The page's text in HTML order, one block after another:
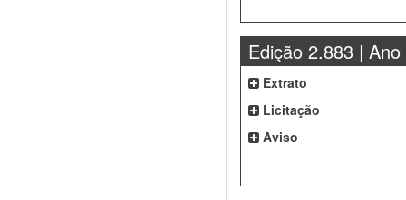
Edição 2.883 | Ano
Extrato
Licitação
Aviso